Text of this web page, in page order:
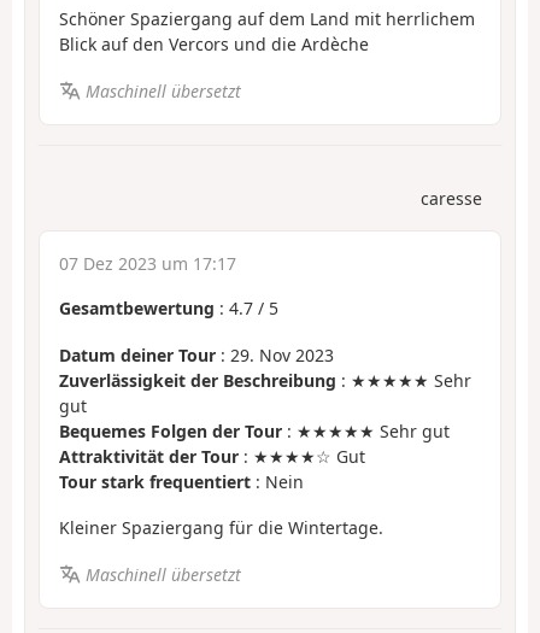
Schöner Spaziergang auf dem Land mit herrlichem
Blick auf den Vercors und die Ardèche
Maschinell übersetzt
caresse
07 Dez 2023 um 17:17
Gesamtbewertung : 4.7 / 5
Datum deiner Tour : 29. Nov 2023
Zuverlässigkeit der Beschreibung : ★★★★★ Sehr
gut
Bequemes Folgen der Tour : ★★★★★ Sehr gut
Attraktivität der Tour : ★★★★☆ Gut
Tour stark frequentiert : Nein
Kleiner Spaziergang für die Wintertage.
Maschinell übersetzt